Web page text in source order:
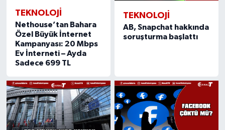
TEKNOLOJI
Nethouse’tan Bahara
Özel Büyük İnternet
Kampanyası: 20 Mbps
Ev İnterneti – Ayda
Sadece 699 TL
TEKNOLOJI
AB, Snapchat hakkında
soruşturma başlattı